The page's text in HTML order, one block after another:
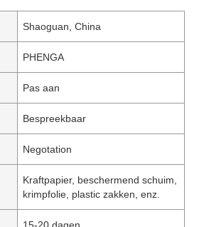
Shaoguan, China
PHENGA
Pas aan
Bespreekbaar
Negotation
Kraftpapier, beschermend schuim,
krimpfolie, plastic zakken, enz.
15-20 dagen